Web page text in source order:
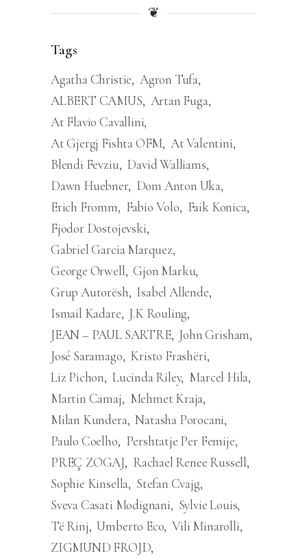
❦
Tags
Agatha Christie Agron Tufa
ALBERT CAMUS Artan Fuga
At Flavio Cavallini
At Gjergj Fishta OFM At Valentini
Blendi Fevziu David Walliams
Dawn Huebner Dom Anton Uka
Erich Fromm
Fabio Volo
Faik Konica
Fjodor Dostojevski
Gabriel Garcia Marquez
George Orwell Gjon Marku
Grup Autorësh Isabel Allende
Ismail Kadare J.K Rouling
JEAN – PAUL SARTRE John Grisham
José Saramago Kristo Frashëri
Liz Pichon Lucinda Riley Marcel Hila
Martin Camaj
Mehmet Kraja
Milan Kundera Natasha Porocani
Paulo Coelho
Pershtatje Per Femije
PREÇ ZOGAJ
Rachael Renee Russell
Sophie Kinsella Stefan Cvajg
Sveva Casati Modignani
Sylvie Louis
Të Rinj Umberto Eco Vili Minarolli
ZIGMUND FROJD